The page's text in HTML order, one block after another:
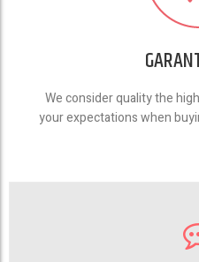
We consider quality the
your expectations when